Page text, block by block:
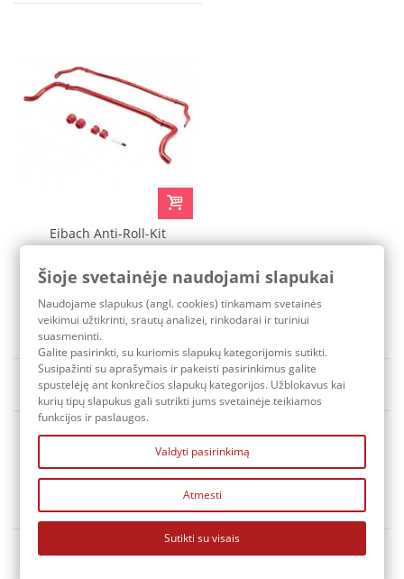
Eibach Anti-Roll-Kit
Benz C-CLASS (W204) C-
CLASS COUPE (C204) C-
CLASS
Pristatymo terminas: 3-7 d.d.
Rūšiuoti pagal
MANO PASKYRA
Šioje svetainėje naudojami slapukai
Naudojame slapukus (angl. cookies) tinkamam svetainės
veikimui užtikrinti, srautų analizei, rinkodarai ir turiniui
suasmeninti.
Galite pasirinkti, su kuriomis slapukų kategorijomis sutikti.
Susipažinti su aprašymais ir pakeisti pasirinkimus galite
spustelėję ant konkrečios slapukų kategorijos. Užblokavus kai
kurių tipų slapukus gali sutrikti jums svetainėje teikiamos
funkcijos ir paslaugos.
Valdyti pasirinkimą
Atmesti
Sutikti su visais